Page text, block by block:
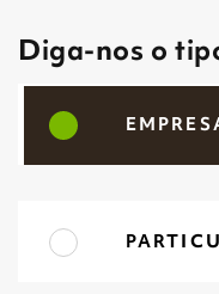
Diga-nos o